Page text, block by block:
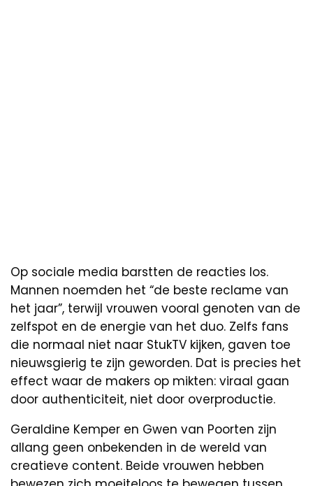
Op sociale media barstten de reacties los.
Mannen noemden het “de beste reclame van
het jaar”, terwijl vrouwen vooral genoten van de
zelfspot en de energie van het duo. Zelfs fans
die normaal niet naar StukTV kijken, gaven toe
nieuwsgierig te zijn geworden. Dat is precies het
effect waar de makers op mikten: viraal gaan
door authenticiteit, niet door overproductie.
Geraldine Kemper en Gwen van Poorten zijn
allang geen onbekenden in de wereld van
creatieve content. Beide vrouwen hebben